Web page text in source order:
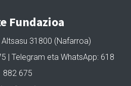
Fundazioa
31800 (Nafarroa)
| Telegram eta WhatsApp: 618
882 675